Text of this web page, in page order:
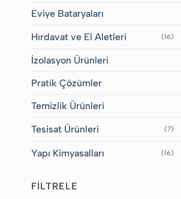
Eviye Bataryaları
Hırdavat ve El Aletleri (16)
İzolasyon Ürünleri
Pratik Çözümler
Temizlik Ürünleri
Tesisat Ürünleri (7)
Yapı Kimyasalları (16)
FİLTRELE